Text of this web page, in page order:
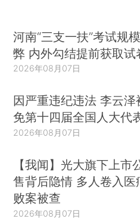
河南“三支一扶”考试规
弊 内外勾结提前获取试
2026年08月07日
因严重违纪违法 李云泽
免第十四届全国人大代
2026年08月07日
【我闻】光大旗下上市
售背后隐情 多人卷入医
败案被查
2026年08月07日